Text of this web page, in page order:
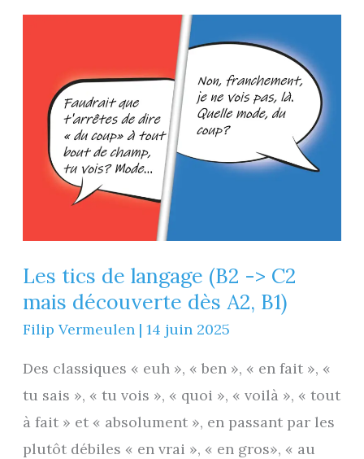
Les tics de langage (B2 -> C2
mais découverte dès A2, B1)
Filip Vermeulen | 14 juin 2025
Des classiques « euh », « ben », « en fait », «
tu sais », « tu vois », « quoi », « voilà », « tout
à fait » et « absolument », en passant par les
plutôt débiles « en vrai », « en gros», « au